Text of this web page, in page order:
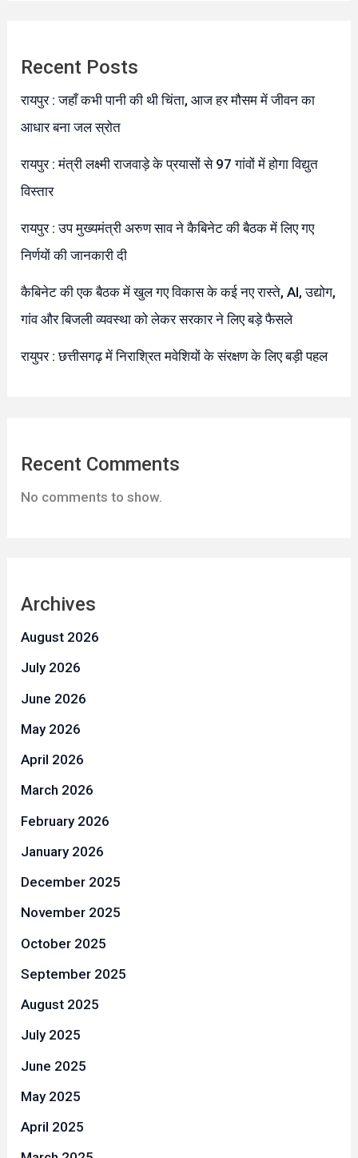
Recent Posts
रायपुर : जहाँ कभी पानी की थी चिंता, आज हर मौसम में जीवन का
आधार बना जल स्रोत
रायपुर : मंत्री लक्ष्मी राजवाड़े के प्रयासों से 97 गांवों में होगा विद्युत
विस्तार
रायपुर : उप मुख्यमंत्री अरुण साव ने कैबिनेट की बैठक में लिए गए
निर्णयों की जानकारी दी
कैबिनेट की एक बैठक में खुल गए विकास के कई नए रास्ते, AI, उद्योग,
गांव और बिजली व्यवस्था को लेकर सरकार ने लिए बड़े फैसले
रायुपर : छत्तीसगढ़ में निराश्रित मवेशियों के संरक्षण के लिए बड़ी पहल
Recent Comments
No comments to show.
Archives
August 2026
July 2026
June 2026
May 2026
April 2026
March 2026
February 2026
January 2026
December 2025
November 2025
October 2025
September 2025
August 2025
July 2025
June 2025
May 2025
April 2025